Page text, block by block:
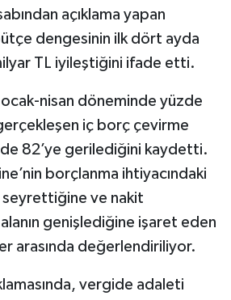
açıklama yapan
dengesinin ilk dört ayda
TL iyileştiğini ifade etti.
ocak-nisan döneminde yüzde
iç borç çevirme
82’ye gerilediğini kaydetti.
borçlanma ihtiyacındaki
seyrettiğine ve nakit
genişlediğine işaret eden
arasında değerlendiriliyor.
vergide adaleti